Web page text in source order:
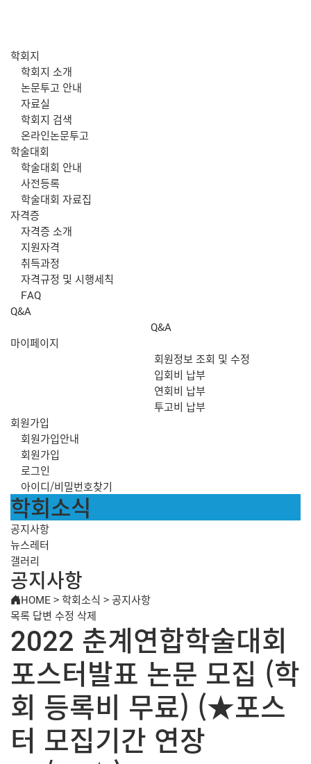
학회지
학회지 소개
논문투고 안내
자료실
학회지 검색
온라인논문투고
학술대회
학술대회 안내
사전등록
학술대회 자료집
자격증
자격증 소개
지원자격
취득과정
자격규정 및 시행세칙
FAQ
Q&A
Q&A
마이페이지
회원정보 조회 및 수정
입회비 납부
연회비 납부
투고비 납부
회원가입
회원가입안내
회원가입
로그인
아이디/비밀번호찾기
학회소식
공지사항
뉴스레터
갤러리
공지사항
HOME>학회소식 >공지사항
목록 답변 수정 삭제
2022 춘계연합학술대회
포스터발표 논문 모집 (학
회 등록비 무료) (★포스
터 모집기간 연장